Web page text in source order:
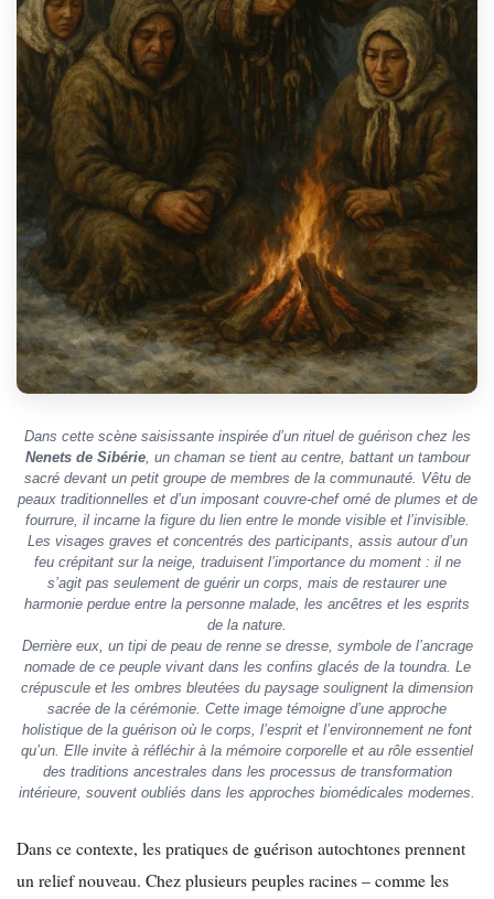
Dans cette scène saisissante inspirée d’un rituel de guérison chez les
Nenets de Sibérie, un chaman se tient au centre, battant un tambour
sacré devant un petit groupe de membres de la communauté. Vêtu de
peaux traditionnelles et d’un imposant couvre-chef orné de plumes et de
fourrure, il incarne la figure du lien entre le monde visible et l’invisible.
Les visages graves et concentrés des participants, assis autour d’un
feu crépitant sur la neige, traduisent l’importance du moment : il ne
s’agit pas seulement de guérir un corps, mais de restaurer une
harmonie perdue entre la personne malade, les ancêtres et les esprits
de la nature.
Derrière eux, un tipi de peau de renne se dresse, symbole de l’ancrage
nomade de ce peuple vivant dans les confins glacés de la toundra. Le
crépuscule et les ombres bleutées du paysage soulignent la dimension
sacrée de la cérémonie. Cette image témoigne d’une approche
holistique de la guérison où le corps, l’esprit et l’environnement ne font
qu’un. Elle invite à réfléchir à la mémoire corporelle et au rôle essentiel
des traditions ancestrales dans les processus de transformation
intérieure, souvent oubliés dans les approches biomédicales modernes.
Dans ce contexte, les pratiques de guérison autochtones prennent
un relief nouveau. Chez plusieurs peuples racines – comme les